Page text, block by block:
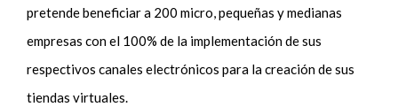
pretende beneficiar a 200 micro, pequeñas y medianas
empresas con el 100% de la implementación de sus
respectivos canales electrónicos para la creación de sus
tiendas virtuales.